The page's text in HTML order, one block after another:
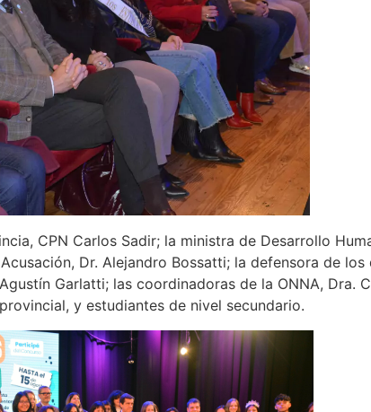
CPN Carlos Sadir; la ministra de Desarrollo
Dr. Alejandro Bossatti; la defensora de los
Garlatti; las coordinadoras de la ONNA, Dra.
y estudiantes de nivel secundario.